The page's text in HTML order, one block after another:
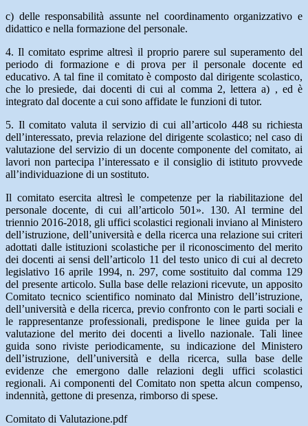
c) delle responsabilità assunte nel coordinamento organizzativo e
didattico e nella formazione del personale.
4. Il comitato esprime altresì il proprio parere sul superamento del
periodo di formazione e di prova per il personale docente ed
educativo. A tal fine il comitato è composto dal dirigente scolastico,
che lo presiede, dai docenti di cui al comma 2, lettera a) , ed è
integrato dal docente a cui sono affidate le funzioni di tutor.
5. Il comitato valuta il servizio di cui all’articolo 448 su richiesta
dell’interessato, previa relazione del dirigente scolastico; nel caso di
valutazione del servizio di un docente componente del comitato, ai
lavori non partecipa l’interessato e il consiglio di istituto provvede
all’individuazione di un sostituto.
Il comitato esercita altresì le competenze per la riabilitazione del
personale docente, di cui all’articolo 501». 130. Al termine del
triennio 2016-2018, gli uffici scolastici regionali inviano al Ministero
dell’istruzione, dell’università e della ricerca una relazione sui criteri
adottati dalle istituzioni scolastiche per il riconoscimento del merito
dei docenti ai sensi dell’articolo 11 del testo unico di cui al decreto
legislativo 16 aprile 1994, n. 297, come sostituito dal comma 129
del presente articolo. Sulla base delle relazioni ricevute, un apposito
Comitato tecnico scientifico nominato dal Ministro dell’istruzione,
dell’università e della ricerca, previo confronto con le parti sociali e
le rappresentanze professionali, predispone le linee guida per la
valutazione del merito dei docenti a livello nazionale. Tali linee
guida sono riviste periodicamente, su indicazione del Ministero
dell’istruzione, dell’università e della ricerca, sulla base delle
evidenze che emergono dalle relazioni degli uffici scolastici
regionali. Ai componenti del Comitato non spetta alcun compenso,
indennità, gettone di presenza, rimborso di spese.
Comitato di Valutazione.pdf